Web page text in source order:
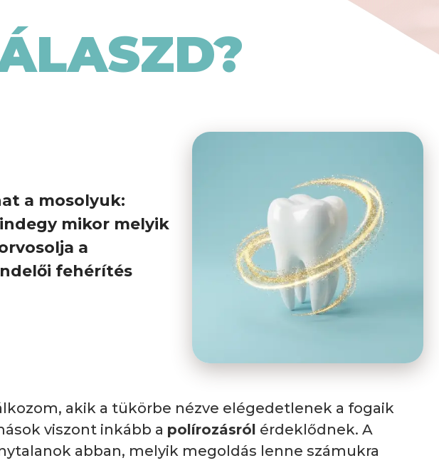
a mosolyuk:
mikor melyik
a
fehérítés
akik a tükörbe nézve elégedetlenek a fogaik
viszont inkább a polírozásról érdeklődnek. A
abban, melyik megoldás lenne számukra